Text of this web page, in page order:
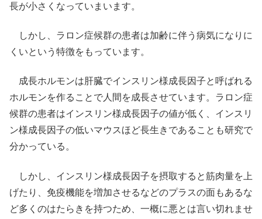
長が小さくなっていまいます。
しかし、ラロン症候群の患者は加齢に伴う病気になりに
くいという特徴をもっています。
成長ホルモンは肝臓でインスリン様成長因子と呼ばれる
ホルモンを作ることで人間を成長させています。ラロン症
候群の患者はインスリン様成長因子の値が低く、インスリ
ン様成長因子の低いマウスほど長生きであることも研究で
分かっている。
しかし、インスリン様成長因子を摂取すると筋肉量を上
げたり、免疫機能を増加させるなどのプラスの面もあるな
ど多くのはたらきを持つため、一概に悪とは言い切れませ